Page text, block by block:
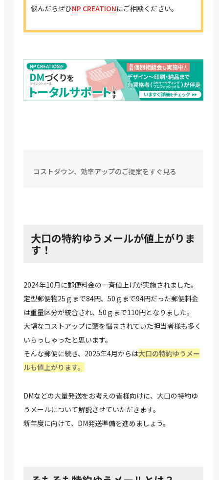
悩んだらぜひNP CREATIONにご相談ください。
コストダウン、効率アップのご提案をすぐ見る
大口の特約ゆうメールが値上がりま
す！
2024年10月に郵便料金の一斉値上げが実施されました。
定型郵便物25ｇまで84円、50ｇまで94円だった郵便料金
は重量区分が統合され、50ｇまで110円となりました。
大幅なコストアップに頭を悩まされていた担当者様も多く
いらっしゃったと思います。
そんな郵便に続き、2025年4月からは大口の特約ゆうメー
ルも値上がります。
DMなどの大量発送をお考えの皆様向けに、大口の特約ゆ
うメールについて解説させていただきます。
新年度に向けて、DM発送準備を進めましょう。